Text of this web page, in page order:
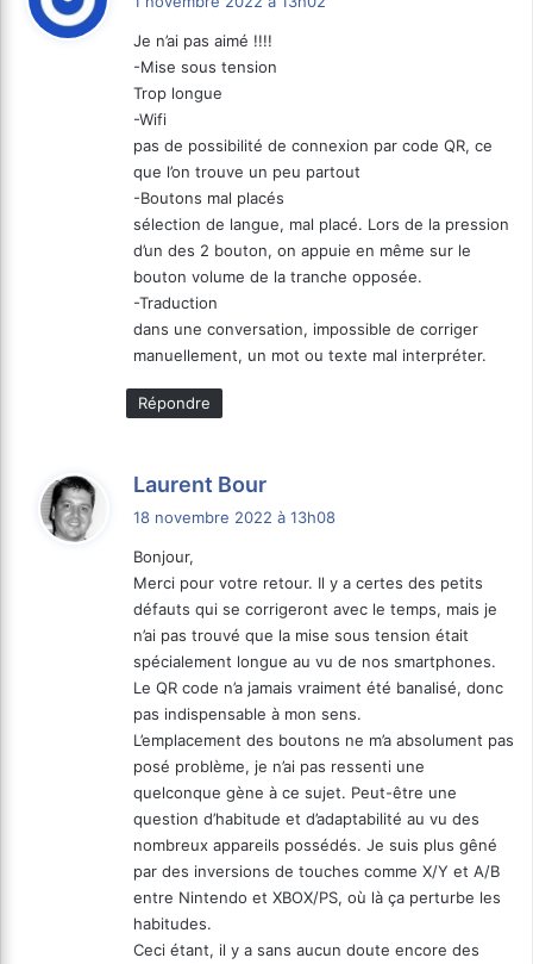
:
Je n’ai pas aimé !!!!
-Mise sous tension
Trop longue
-Wifi
pas de possibilité de connexion par code QR, ce
que l’on trouve un peu partout
-Boutons mal placés
sélection de langue, mal placé. Lors de la pression
d’un des 2 bouton, on appuie en même sur le
bouton volume de la tranche opposée.
-Traduction
dans une conversation, impossible de corriger
manuellement, un mot ou texte mal interpréter.
Répondre
Laurent Bour
:
18 novembre 2022 à 13h08
Bonjour,
Merci pour votre retour. Il y a certes des petits
défauts qui se corrigeront avec le temps, mais je
n’ai pas trouvé que la mise sous tension était
spécialement longue au vu de nos smartphones.
Le QR code n’a jamais vraiment été banalisé, donc
pas indispensable à mon sens.
L’emplacement des boutons ne m’a absolument pas
posé problème, je n’ai pas ressenti une
quelconque gène à ce sujet. Peut-être une
question d’habitude et d’adaptabilité au vu des
nombreux appareils possédés. Je suis plus gêné
par des inversions de touches comme X/Y et A/B
entre Nintendo et XBOX/PS, où là ça perturbe les
habitudes.
Ceci étant, il y a sans aucun doute encore des